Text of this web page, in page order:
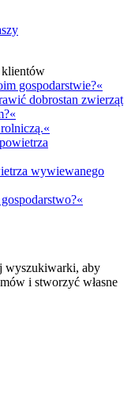
klientów
gospodarstwie?«
dobrostan zwierząt
wywiewanego
wyszukiwarki, aby
i stworzyć własne